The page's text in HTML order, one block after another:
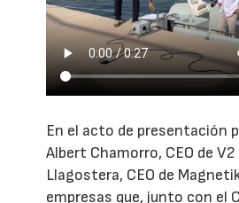
En el acto de presentación
Albert Chamorro, CEO de
Llagostera, CEO de
empresas que, junto con el